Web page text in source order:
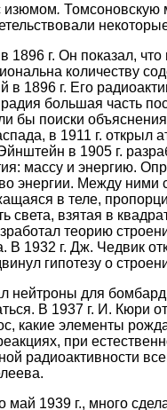
изюмом. Томсоновскую
1896 г. Он показал,
количеству
в 1896 г. Его
радия большая часть
бы поиски
в 1911 г. открыл
в 1905 г.
массу и энергию.
энергии. Между
в теле,
света, взятая в
теорию
В 1932 г. Дж. Чедвик
гипотезу о
нейтроны для
В 1937 г. И. Кюри
какие элементы
при
радиоактивности
1939 г., много